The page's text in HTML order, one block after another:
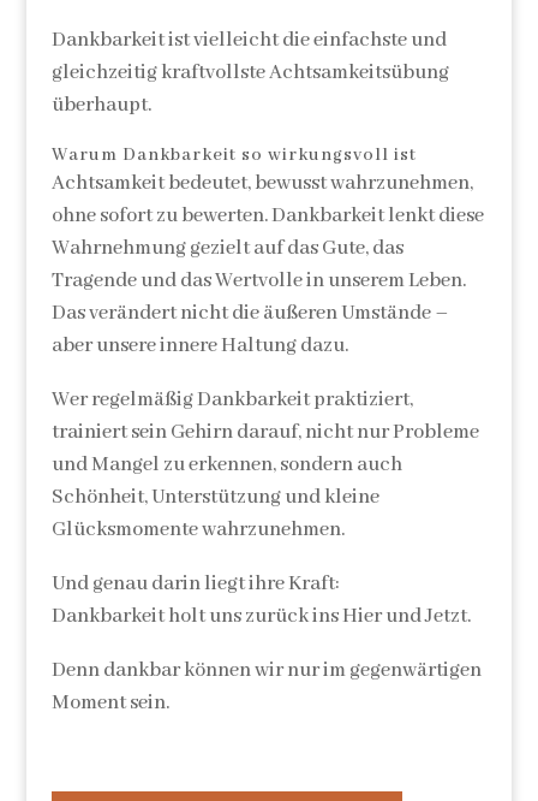
Dankbarkeit ist vielleicht die einfachste und
gleichzeitig kraftvollste Achtsamkeitsübung
überhaupt.
Warum Dankbarkeit so wirkungsvoll ist
Achtsamkeit bedeutet, bewusst wahrzunehmen,
ohne sofort zu bewerten. Dankbarkeit lenkt diese
Wahrnehmung gezielt auf das Gute, das
Tragende und das Wertvolle in unserem Leben.
Das verändert nicht die äußeren Umstände –
aber unsere innere Haltung dazu.
Wer regelmäßig Dankbarkeit praktiziert,
trainiert sein Gehirn darauf, nicht nur Probleme
und Mangel zu erkennen, sondern auch
Schönheit, Unterstützung und kleine
Glücksmomente wahrzunehmen.
Und genau darin liegt ihre Kraft:
Dankbarkeit holt uns zurück ins Hier und Jetzt.
Denn dankbar können wir nur im gegenwärtigen
Moment sein.